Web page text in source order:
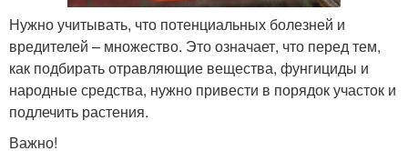
Нужно учитывать, что потенциальных болезней и
вредителей – множество. Это означает, что перед тем,
как подбирать отравляющие вещества, фунгициды и
народные средства, нужно привести в порядок участок и
подлечить растения.
Важно!